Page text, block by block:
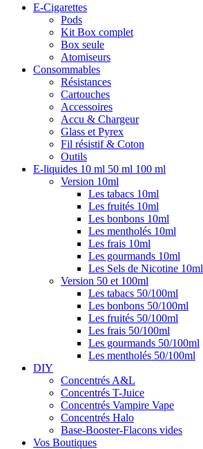
E-Cigarettes
Pods
Kit Box complet
Box seule
Atomiseurs
Consommables
Résistances
Cartouches
Accessoires
Accu & Chargeur
Glass et Pyrex
Fil résistif & Coton
Outils
E-liquides 10 ml 50 ml 100 ml
Version 10ml
Les tabacs 10ml
Les fruités 10ml
Les bonbons 10ml
Les mentholés 10ml
Les frais 10ml
Les gourmands 10ml
Les Sels de Nicotine 10ml
Version 50 et 100ml
Les tabacs 50/100ml
Les bonbons 50/100ml
Les fruités 50/100ml
Les frais 50/100ml
Les gourmands 50/100ml
Les mentholés 50/100ml
DIY
Concentrés A&L
Concentrés T-Juice
Concentrés Vampire Vape
Concentrés Halo
Base-Booster-Flacons vides
Vos Boutiques